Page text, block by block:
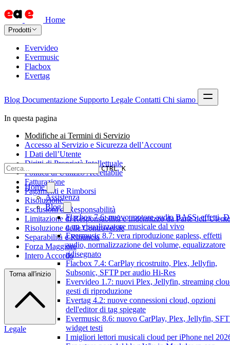
Home
Prodotti
Evervideo
Evermusic
Flacbox
Evertag
Blog Documentazione Supporto Legale Contatti Chi siamo
CTRL K
Home
Assistenza
Blog
Flacbox 7.6: nuovo motore audio BASS, effetti,
e un visualizzatore musicale dal vivo
Evermusic 8.7: vera riproduzione gapless, effetti
audio, normalizzazione del volume, equalizzatore
ridisegnato
Flacbox 7.4: CarPlay ricostruito, Plex, Jellyfin,
Subsonic, SFTP per audio Hi-Res
Evervideo 1.7: nuovi Plex, Jellyfin, streaming
gesti di riproduzione
Evertag 4.2: nuove connessioni cloud, opzioni
dell'editor di tag spiegate
Evermusic 8.6: nuovo CarPlay, Plex, Jellyfin,
widget testi
I migliori lettori musicali cloud per iPhone nel
In questa pagina
Modifiche ai Termini di Servizio
Accesso al Servizio e Sicurezza dell’Account
I Dati dell’Utente
Diritti di Proprietà Intellettuale
Politica di Utilizzo Accettabile
Fatturazione
Pagamenti e Rimborsi
Risoluzione
Esclusioni di Responsabilità
Limitazione di Responsabilità e Indennizzo da Parte dell’Utente
Risoluzione delle Controversie
Separabilità e Rinuncia
Forza Maggiore
Intero Accordo
Torna all'inizio
Legale